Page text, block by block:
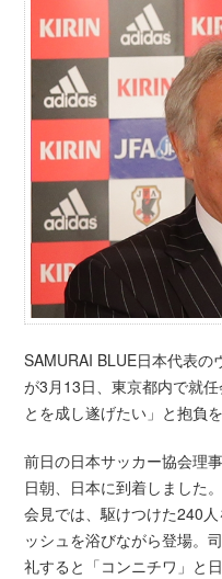
SAMURAI BLUE日本代表の
が3月13日、東京都内で就
とを成し遂げたい」と抱負
前日の日本サッカー協会理
日朝、日本に到着しました
会見では、駆けつけた240
ッシュを浴びながら登場。
礼すると「コンニチワ」と